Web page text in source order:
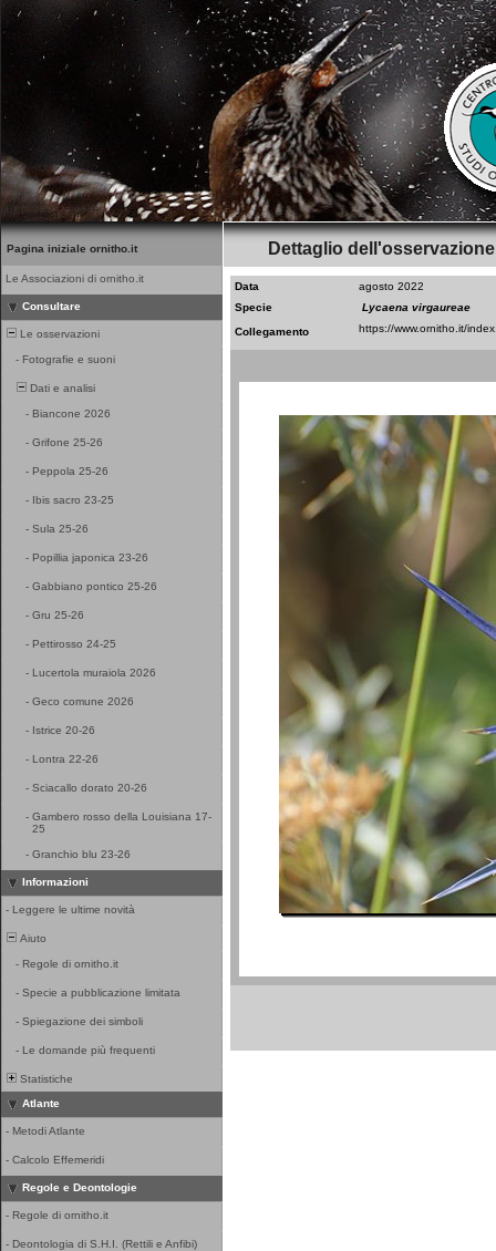
Pagina iniziale ornitho.it
Le Associazioni di ornitho.it
Consultare
Le osservazioni
- Fotografie e suoni
Dati e analisi
- Biancone 2026
- Grifone 25-26
- Peppola 25-26
- Ibis sacro 23-25
- Sula 25-26
- Popillia japonica 23-26
- Gabbiano pontico 25-26
- Gru 25-26
- Pettirosso 24-25
- Lucertola muraiola 2026
- Geco comune 2026
- Istrice 20-26
- Lontra 22-26
- Sciacallo dorato 20-26
- Gambero rosso della Louisiana 17-
25
- Granchio blu 23-26
Informazioni
- Leggere le ultime novità
Aiuto
- Regole di ornitho.it
- Specie a pubblicazione limitata
- Spiegazione dei simboli
- Le domande più frequenti
Statistiche
Atlante
- Metodi Atlante
- Calcolo Effemeridi
Regole e Deontologie
- Regole di ornitho.it
- Deontologia di S.H.I. (Rettili e Anfibi)
Dettaglio dell'osservazione
Data
agosto 2022
Specie
Lycaena virgaureae
Collegamento